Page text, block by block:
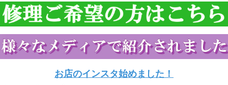
お店のインスタ始めました！